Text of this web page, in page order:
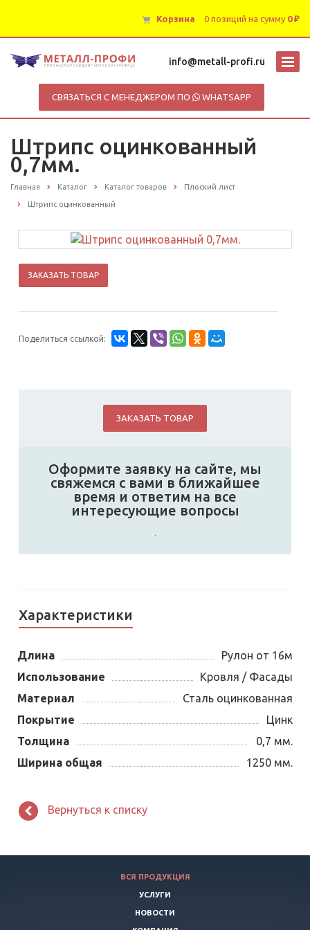
Корзина 0 позиций на сумму 0 ₽
info@metall-profi.ru
СВЯЗАТЬСЯ С МЕНЕДЖЕРОМ ПО WHATSAPP
Штрипс оцинкованный
0,7мм.
Главная Каталог Каталог товаров Плоский лист
Штрипс оцинкованный
ЗАКАЗАТЬ ТОВАР
Поделиться ссылкой:
ЗАКАЗАТЬ ТОВАР
Оформите заявку на сайте, мы
свяжемся с вами в ближайшее
время и ответим на все
интересующие вопросы
.
Характеристики
Длина
Рулон от 16м
Использование
Кровля / Фасады
Материал
Сталь оцинкованная
Покрытие
Цинк
Толщина
0,7 мм.
Ширина общая
1250 мм.
Вернуться к списку
ВСЯ ПРОДУКЦИЯ
УСЛУГИ
НОВОСТИ